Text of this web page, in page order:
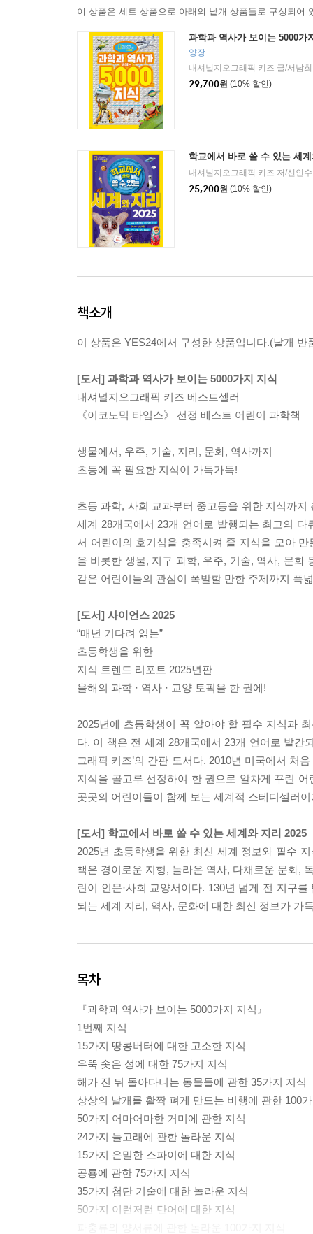
이 상품은 세트 상품으로 아래의 낱개 상품들로 구성되어
과학과 역사가 보이는 5000가
양장
내셔널지오그래픽 키즈 글/서남
29,700원 (10% 할인)
학교에서 바로 쓸 수 있는 세
내셔널지오그래픽 키즈 저/신인
25,200원 (10% 할인)
책소개
이 상품은 YES24에서 구성한 상품입니다.(낱개 반
[도서] 과학과 역사가 보이는 5000가지 지식
내셔널지오그래픽 키즈 베스트셀러
《이코노믹 타임스》 선정 베스트 어린이 과학책
생물에서, 우주, 기술, 지리, 문화, 역사까지
초등에 꼭 필요한 지식이 가득가득!
초등 과학, 사회 교과부터 중고등을 위한 지식까
세계 28개국에서 23개 언어로 발행되는 최고의 다
서 어린이의 호기심을 충족시켜 줄 지식을 모아
을 비롯한 생물, 지구 과학, 우주, 기술, 역사, 문화
같은 어린이들의 관심이 폭발할 만한 주제까지 폭
[도서] 사이언스 2025
“매년 기다려 읽는”
초등학생을 위한
지식 트렌드 리포트 2025년판
올해의 과학 · 역사 · 교양 토픽을 한 권에!
2025년에 초등학생이 꼭 알아야 할 필수 지식과
다. 이 책은 전 세계 28개국에서 23개 언어로 발간
그래픽 키즈’의 간판 도서다. 2010년 미국에서 처
지식을 골고루 선정하여 한 권으로 알차게 꾸린
곳곳의 어린이들이 함께 보는 세계적 스테디셀러
[도서] 학교에서 바로 쓸 수 있는 세계와 지리 2025
2025년 초등학생을 위한 최신 세계 정보와 필수
책은 경이로운 지형, 놀라운 역사, 다채로운 문화,
린이 인문·사회 교양서이다. 130년 넘게 전 지구
되는 세계 지리, 역사, 문화에 대한 최신 정보가 가
목차
『과학과 역사가 보이는 5000가지 지식』
1번째 지식
15가지 땅콩버터에 대한 고소한 지식
우뚝 솟은 성에 대한 75가지 지식
해가 진 뒤 돌아다니는 동물들에 관한 35가지 지식
상상의 날개를 활짝 펴게 만드는 비행에 관한 100
50가지 어마어마한 거미에 관한 지식
24가지 돌고래에 관한 놀라운 지식
15가지 은밀한 스파이에 대한 지식
공룡에 관한 75가지 지식
35가지 첨단 기술에 대한 놀라운 지식
50가지 이런저런 단어에 대한 지식